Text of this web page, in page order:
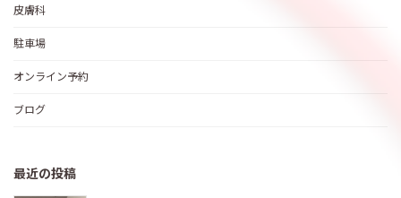
皮膚科
駐車場
オンライン予約
ブログ
最近の投稿